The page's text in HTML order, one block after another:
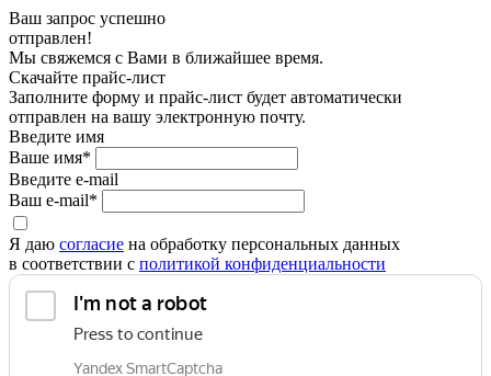
Ваш запрос успешно
отправлен!
Мы свяжемся с Вами в ближайшее время.
Скачайте прайс-лист
Заполните форму и прайс-лист будет автоматически
отправлен на вашу электронную почту.
Введите имя
Ваше имя*
Введите e-mail
Ваш e-mail*
Я даю согласие на обработку персональных данных
в соответствии с политикой конфиденциальности